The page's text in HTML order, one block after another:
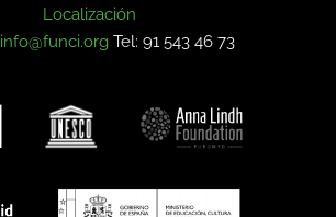
Localización
info@funci.org Tel: 91 543 46 73